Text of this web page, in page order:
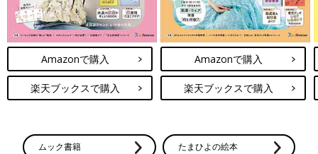
夫は何度もほぺちゃんに謝りながら、すぐさま症状や病院につい
て検索してくれました。
このあとどうなったのかというと……次回のお話で描かせていた
だきます。
よろしければまた次回お会いしましょう〜！
Amazonで購入
楽天ブックスで購入
Amazonで購入
楽天ブックスで購入
ムック書籍 たまひよの絵本